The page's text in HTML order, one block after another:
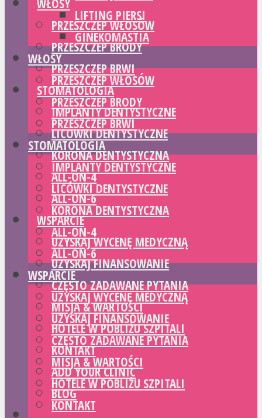
WŁOSY
PRZESZCZEP WŁOSÓW
PRZESZCZEP BRODY
PRZESZCZEP BRWI
STOMATOLOGIA
IMPLANTY DENTYSTYCZNE
LICÓWKI DENTYSTYCZNE
KORONA DENTYSTYCZNA
ALL-ON-4
ALL-ON-6
WSPARCIE
UZYSKAJ WYCENĘ MEDYCZNĄ
UZYSKAJ FINANSOWANIE
CZĘSTO ZADAWANE PYTANIA
MISJA & WARTOŚCI
HOTELE W POBLIŻU SZPITALI
KONTAKT
ADD YOUR CLINIC
BLOG
LIFTING PIERSI
GINEKOMASTIA
WŁOSY
PRZESZCZEP WŁOSÓW
PRZESZCZEP BRODY
PRZESZCZEP BRWI
STOMATOLOGIA
IMPLANTY DENTYSTYCZNE
LICÓWKI DENTYSTYCZNE
KORONA DENTYSTYCZNA
ALL-ON-4
ALL-ON-6
WSPARCIE
UZYSKAJ WYCENĘ MEDYCZNĄ
UZYSKAJ FINANSOWANIE
CZĘSTO ZADAWANE PYTANIA
MISJA & WARTOŚCI
HOTELE W POBLIŻU SZPITALI
KONTAKT